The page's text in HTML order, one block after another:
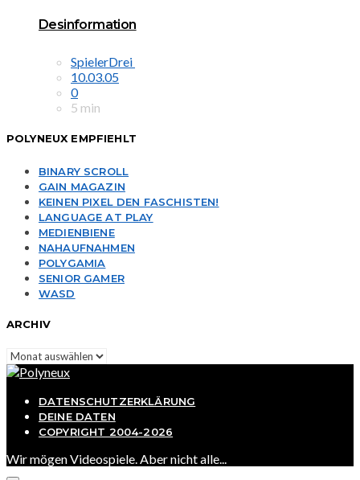
Desinformation
SpielerDrei
10.03.05
0
5 min
POLYNEUX EMPFIEHLT
BINARY SCROLL
GAIN MAGAZIN
KEINEN PIXEL DEN FASCHISTEN!
LANGUAGE AT PLAY
MEDIENBIENE
NAHAUFNAHMEN
POLYGAMIA
SENIOR GAMER
WASD
ARCHIV
Archiv
DATENSCHUTZERKLÄRUNG
DEINE DATEN
COPYRIGHT 2004-2026
Wir mögen Videospiele. Aber nicht alle...